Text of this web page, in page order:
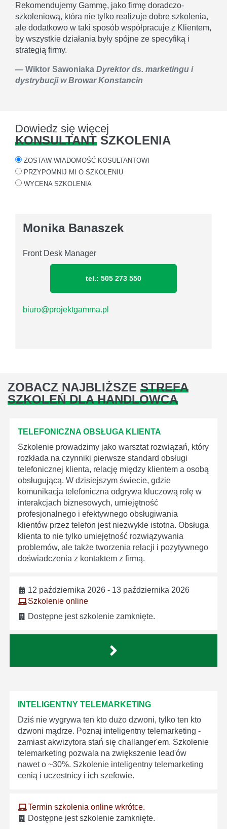
Rekomendujemy Gammę, jako firmę doradczo-
szkoleniową, która nie tylko realizuje dobre szkolenia,
ale dodatkowo w taki sposób współpracuje z Klientem,
by wszystkie działania były spójne ze specyfiką i
strategią firmy.
Wiktor Sawoniaka Dyrektor ds. marketingu i
dystrybucji w Browar Konstancin
Dowiedz się więcej
KONSULTANT SZKOLENIA
ZOSTAW WIADOMOŚĆ KOSULTANTOWI
PRZYPOMNIJ MI O SZKOLENIU
WYCENA SZKOLENIA
Monika Banaszek
Front Desk Manager
tel.: 505 273 550
biuro@projektgamma.pl
ZOBACZ NAJBLIŻSZE STREFA
SZKOLEŃ DLA HANDLOWCA
TELEFONICZNA OBSŁUGA KLIENTA
Szkolenie prowadzimy jako warsztat rozwiązań, który
rozkłada na czynniki pierwsze standard obsługi
telefonicznej klienta, relację między klientem a osobą
obsługującą. W dzisiejszym świecie, gdzie
komunikacja telefoniczna odgrywa kluczową rolę w
interakcjach biznesowych, umiejętność
profesjonalnego i efektywnego obsługiwania
klientów przez telefon jest niezwykle istotna. Obsługa
klienta to nie tylko umiejętność rozwiązywania
problemów, ale także tworzenia relacji i pozytywnego
doświadczenia z kontaktem z firmą.
12 października 2026 - 13 października 2026
Szkolenie online
Dostępne jest szkolenie zamknięte.
INTELIGENTNY TELEMARKETING
Dziś nie wygrywa ten kto dużo dzwoni, tylko ten kto
dzwoni mądrze. Poznaj inteligentny telemarketing -
zamiast akwizytora stań się challanger'em. Szkolenie
telemarketing pozwala na zwiększenie lead'ów
nawet o ~30%. Szkolenie inteligentny telemarketing
cenią i uczestnicy i ich szefowie.
Termin szkolenia online wkrótce.
Dostępne jest szkolenie zamknięte.